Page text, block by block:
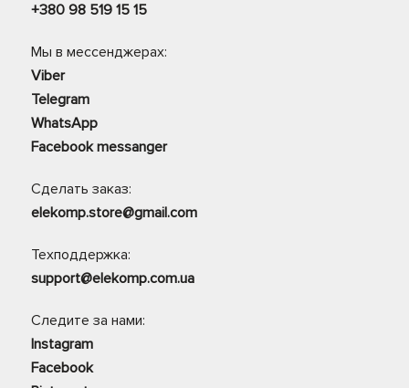
+380 98 519 15 15
Мы в мессенджерах:
Viber
Telegram
WhatsApp
Facebook messanger
Сделать заказ:
elekomp.store@gmail.com
Техподдержка:
support@elekomp.com.ua
Следите за нами:
Instagram
Facebook